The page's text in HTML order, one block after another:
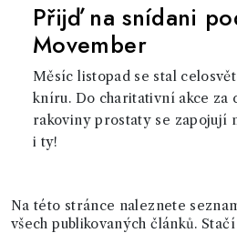
Přijď na snídani
Movember
Měsíc listopad se stal
kníru. Do charitativní akce za
rakoviny prostaty se zapojují
i ty!
Na této stránce naleznete
všech publikovaných článků.